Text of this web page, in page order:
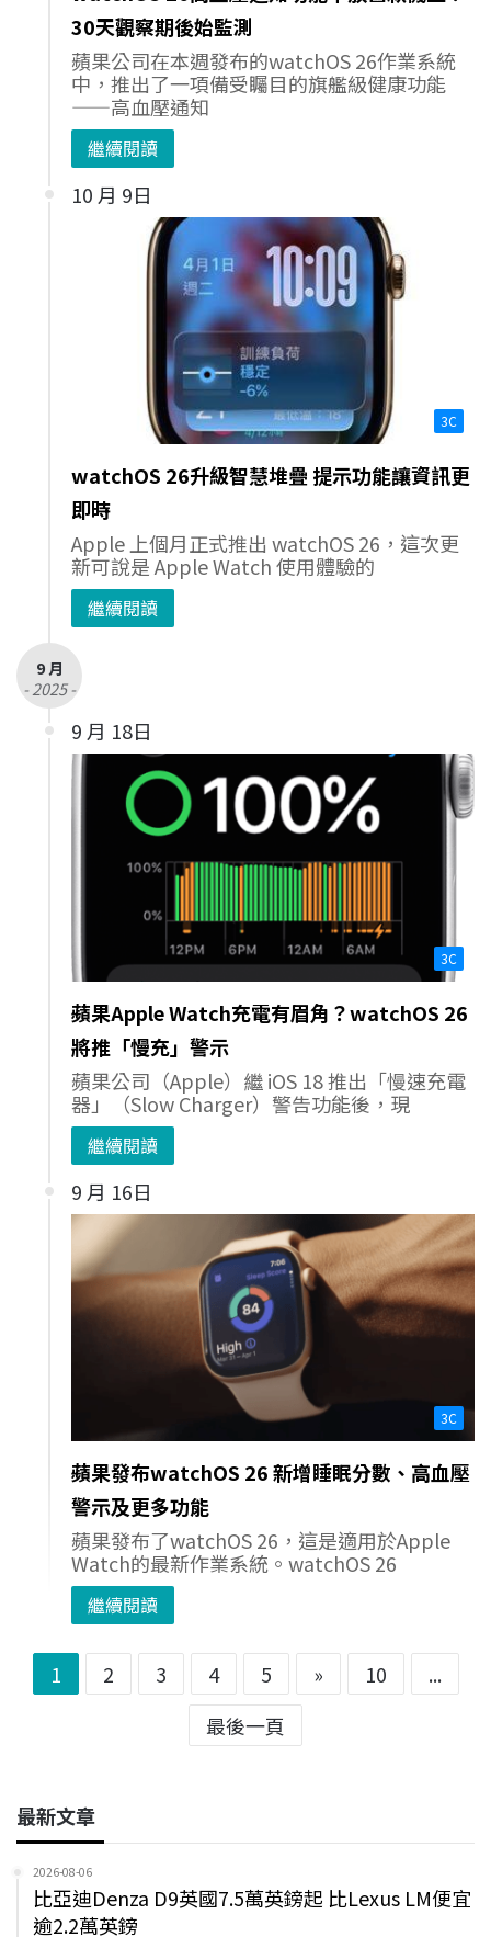
30天觀察期後始監測
蘋果公司在本週發布的watchOS 26作業系統
中，推出了一項備受矚目的旗艦級健康功能
——高血壓通知
繼續閱讀
10 月 9日
3C
watchOS 26升級智慧堆疊 提示功能讓資訊更
即時
Apple 上個月正式推出 watchOS 26，這次更
新可說是 Apple Watch 使用體驗的
繼續閱讀
9 月
- 2025 -
9 月 18日
3C
蘋果Apple Watch充電有眉角？watchOS 26
將推「慢充」警示
蘋果公司（Apple）繼 iOS 18 推出「慢速充電
器」（Slow Charger）警告功能後，現
繼續閱讀
9 月 16日
3C
蘋果發布watchOS 26 新增睡眠分數、高血壓
警示及更多功能
蘋果發布了watchOS 26，這是適用於Apple
Watch的最新作業系統。watchOS 26
繼續閱讀
1 2 3 4 5 » 10
...
最後一頁
最新文章
2026-08-06
比亞迪Denza D9英國7.5萬英鎊起 比Lexus LM便宜
逾2.2萬英鎊